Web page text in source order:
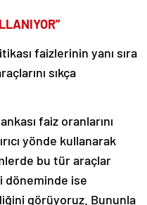
faizlerinin yanı sıra
sıkça
faiz oranlarını
yönde kullanarak
bu tür araçlar
döneminde ise
görüyoruz. Bununla